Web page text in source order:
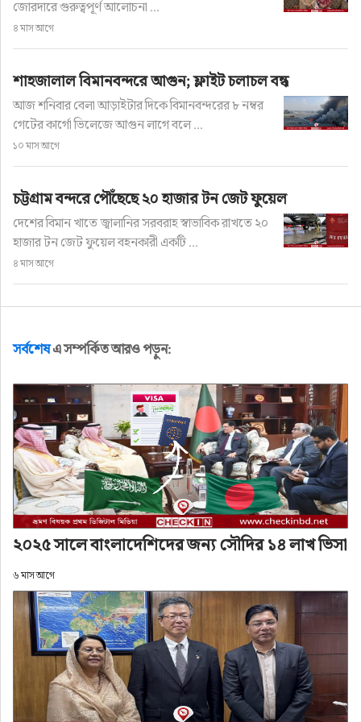
গুরুত্বপূর্ণ ভূমিকা রাখছে।
সদস্যগণ, বিভিন্ন স্তরের কর্মকর্তাবৃন্দ এবং কোর্সে
অংশগ্রহণকারী শিক্ষণার্থীবৃন্দ।
প্রবাস
ঈদের ছুটিতেও প্রবাসীদের সহায়তায়
চালু থাকবে নিয়ন্ত্রণ কক্ষ
লেখক: রাইসুল ইসলাম
প্রকাশ: ৫ মাস আগে
অ+ অ-
মধ্যপ্রাচ্যের বর্তমান যুদ্ধ পরিস্থিতিতে প্রবাসী বাংলাদেশিদের
নিরাপত্তা ও কল্যাণ নিশ্চিত করতে ঈদের ছুটিতেও ২৪ ঘণ্টা
জোরদারে গুরুত্বপূর্ণ আলোচনা ...
৪ মাস আগে
শাহজালাল বিমানবন্দরে আগুন; ফ্লাইট চলাচল বন্ধ
আজ শনিবার বেলা আড়াইটার দিকে বিমানবন্দরের ৮ নম্বর
গেটের কার্গো ভিলেজে আগুন লাগে বলে ...
১০ মাস আগে
চট্টগ্রাম বন্দরে পৌঁছেছে ২০ হাজার টন জেট ফুয়েল
দেশের বিমান খাতে জ্বালানির সরবরাহ স্বাভাবিক রাখতে ২০
হাজার টন জেট ফুয়েল বহনকারী একটি ...
৪ মাস আগে
সর্বশেষএ সম্পর্কিত আরও পড়ুন:
২০২৫ সালে বাংলাদেশিদের জন্য সৌদির ১৪ লাখ ভিসা
৬ মাস আগে